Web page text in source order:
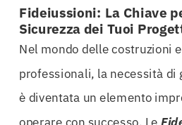
Fideiussioni: La Chiave
Sicurezza dei Tuoi
Nel mondo delle costruzioni
professionali, la necessità di
è diventata un elemento